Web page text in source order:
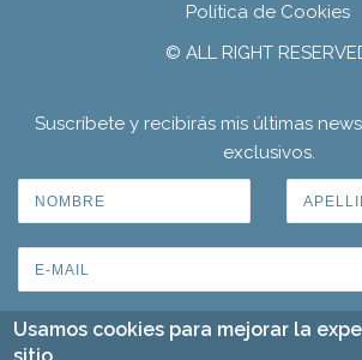
Política de Cookies
© ALL RIGHT
Suscríbete y recibirás mis últimas
exclusivos.
Usamos cookies para mejorar la